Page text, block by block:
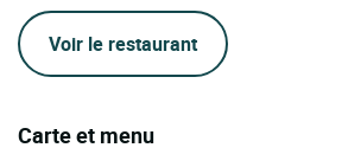
Voir le restaurant
Carte et menu